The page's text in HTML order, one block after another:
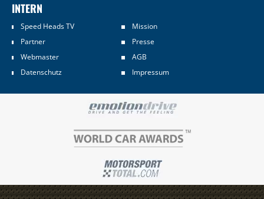
INTERN
Speed Heads TV
Mission
Partner
Presse
Webmaster
AGB
Datenschutz
Impressum